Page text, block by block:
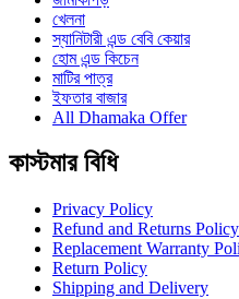
খেলনা
স্যানিটারী এন্ড বেবি কেয়ার
হোম এন্ড কিচেন
মাটির পাত্র
ইফতার বাজার
All Dhamaka Offer
কাস্টমার বিধি
Privacy Policy
Refund and Returns Policy
Replacement Warranty
Return Policy
Shipping and Delivery